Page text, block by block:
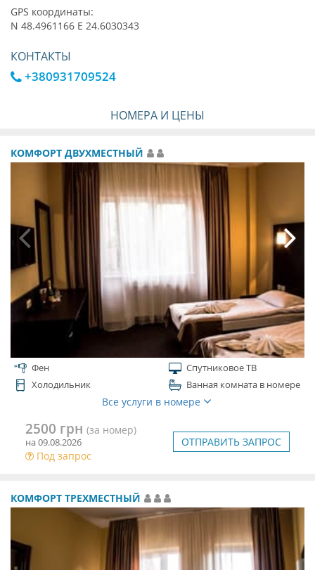
GPS координаты:
N 48.4961166 E 24.6030343
КОНТАКТЫ
+380931709524
НОМЕРА И ЦЕНЫ
КОМФОРТ ДВУХМЕСТНЫЙ
Фен
Спутниковое ТВ
Холодильник
Ванная комната в номере
Все услуги в номере
2500 грн (за номер)
на 09.08.2026
Под запрос
ОТПРАВИТЬ ЗАПРОС
КОМФОРТ ТРЕХМЕСТНЫЙ